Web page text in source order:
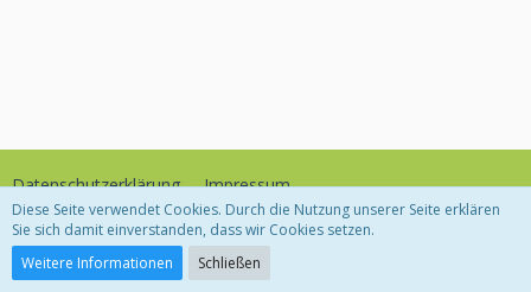
Datenschutzerklärung Impressum
Community-Software:
Diese Seite verwendet Cookies. Durch die Nutzung unserer Seite erklären
Sie sich damit einverstanden, dass wir Cookies setzen.
Weitere Informationen
Schließen